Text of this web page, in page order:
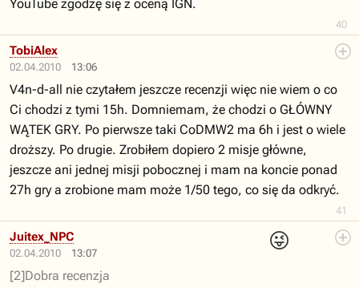
40
YouTube zgodzę się z oceną IGN.
02.04.2010 13:06
41
TobiAlex
V4n-d-all nie czytałem jeszcze recenzji więc nie wiem o co
Ci chodzi z tymi 15h. Domniemam, że chodzi o GŁÓWNY
WĄTEK GRY. Po pierwsze taki CoDMW2 ma 6h i jest o wiele
droższy. Po drugie. Zrobiłem dopiero 2 misje główne,
jeszcze ani jednej misji pobocznej i mam na koncie ponad
27h gry a zrobione mam może 1/50 tego, co się da odkryć.
02.04.2010 13:07
😜
Juitex_NPC
[2]Dobra recenzja